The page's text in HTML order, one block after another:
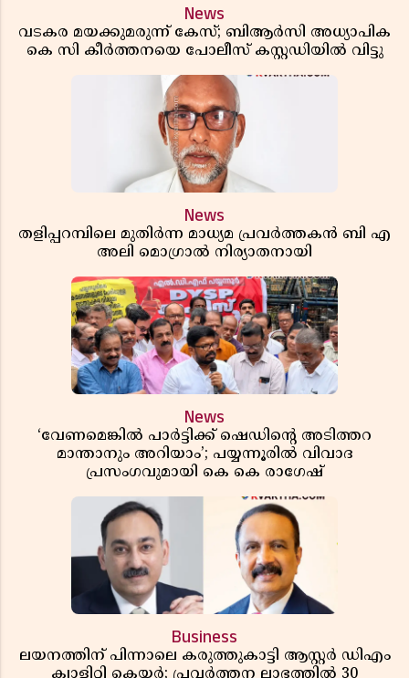
News
വടകര മയക്കുമരുന്ന് കേസ്; ബിആർസി അധ്യാപിക
കെ സി കീർത്തനയെ പോലീസ് കസ്റ്റഡിയിൽ വിട്ടു
News
തളിപ്പറമ്പിലെ മുതിർന്ന മാധ്യമ പ്രവർത്തകൻ ബി എ
അലി മൊഗ്രാൽ നിര്യാതനായി
News
‘വേണമെങ്കിൽ പാർട്ടിക്ക് ഷെഡിൻ്റെ അടിത്തറ
മാന്താനും അറിയാം’; പയ്യന്നൂരിൽ വിവാദ
പ്രസംഗവുമായി കെ കെ രാഗേഷ്
Business
ലയനത്തിന് പിന്നാലെ കരുത്തുകാട്ടി ആസ്റ്റർ ഡിഎം
ക്വാളിറ്റി കെയർ; പ്രവർത്തന ലാഭത്തിൽ 30